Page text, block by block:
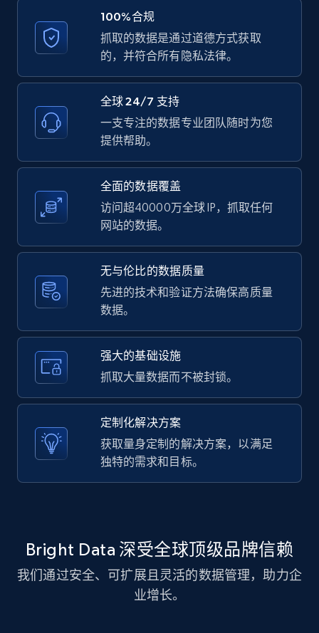
LinkedIn posts - Discover user's articles by
URL, ID, User id, Use url, Title, Headline, Post
text, Date posted, and more.
11.3K+ 1.5K+
LinkedIn posts - Discover posts by Profile
URL
URL, ID, User id, Use url, Title, Headline, Post
text, Date posted, and more.
11.3K+ 1.5K+
LinkedIn posts - Discover new posts
text, Date posted, and more.
1.5K+
ID, User posted, Name, Description, Date
posted, Photos, URL, Quoted post, and more.
100%合规
抓取的数据是通过道德方式获取
的，并符合所有隐私法律。
全球 24/7 支持
一支专注的数据专业团队随时为您
提供帮助。
全面的数据覆盖
访问超40000万全球 IP，抓取任何
网站的数据。
无与伦比的数据质量
先进的技术和验证方法确保高质量
数据。
强大的基础设施
抓取大量数据而不被封锁。
定制化解决方案
获取量身定制的解决方案，以满足
独特的需求和目标。
Bright Data 深受全球顶级品牌信赖
我们通过安全、可扩展且灵活的数据管理，助力企
业增长。